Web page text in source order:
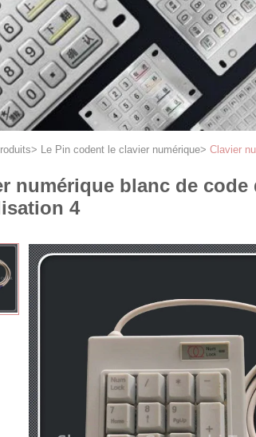
> Le Pin codent le clavier numérique> Clavier
numérique blanc de
4